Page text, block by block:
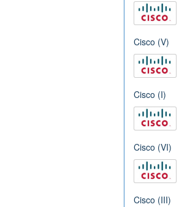
Cisco (V)
Cisco (I)
Cisco (VI)
Cisco (III)